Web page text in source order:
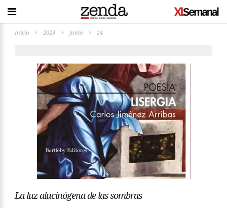
Inicio > 2023 > junio > 24
La luz alucinógena de las sombras